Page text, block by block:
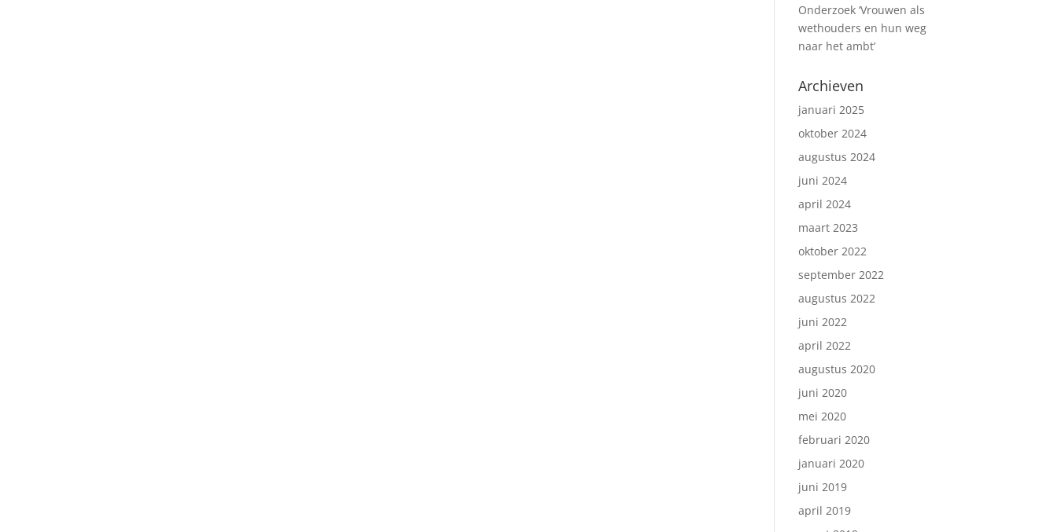
Onderzoek ‘Vrouwen als
wethouders en hun weg
naar het ambt’
Archieven
januari 2025
oktober 2024
augustus 2024
juni 2024
april 2024
maart 2023
oktober 2022
september 2022
augustus 2022
juni 2022
april 2022
augustus 2020
juni 2020
mei 2020
februari 2020
januari 2020
juni 2019
april 2019